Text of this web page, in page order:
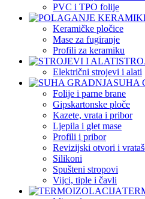
PVC i TPO folije
Keramičke pločice
Mase za fugiranje
Profili za keramiku
Električni strojevi i alati
SUHA
Folije i parne brane
Gipskartonske ploče
Kazete, vrata i pribor
Ljepila i glet mase
Profili i pribor
Revizijski otvori i
Silikoni
Spušteni stropovi
Vijci, tiple i čavli